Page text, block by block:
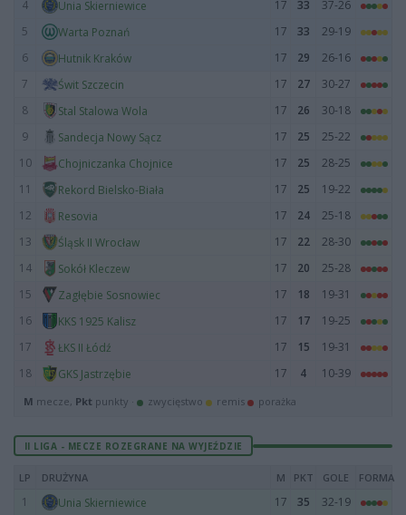
4
Unia Skierniewice 17 33
37-26
5
Warta Poznań 17 33
29-19
6
Hutnik Kraków 17 29
26-16
7
Świt Szczecin 17 27
30-27
8
Stal Stalowa Wola 17 26
30-18
9
Sandecja Nowy Sącz 17 25
25-22
10
Chojniczanka Chojnice 17 25
28-25
11
Rekord Bielsko-Biała 17 25
19-22
12
Resovia 17 24
25-18
13
Śląsk II Wrocław 17 22
28-30
14
Sokół Kleczew 17 20
25-28
15
Zagłębie Sosnowiec 17 18
19-31
16
KKS 1925 Kalisz 17 17
19-25
17
ŁKS II Łódź 17 15
19-31
18
GKS Jastrzębie 17 4 10-39
M mecze, Pkt punkty · zwycięstwo remis porażka
II LIGA - MECZE ROZEGRANE NA WYJEŹDZIE
LP DRUŻYNA M PKT GOLE FORMA
1 Unia Skierniewice 17 35 32-19